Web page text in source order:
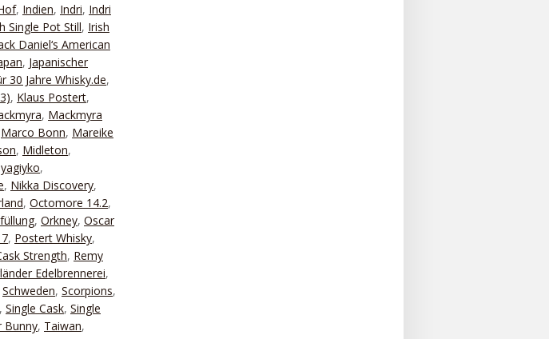
, Indien, Indri, Indri
Single Pot Still, Irish
Daniel‘s American
, Japanischer
30 Jahre Whisky.de,
, Klaus Postert,
, Mackmyra
Marco Bonn, Mareike
, Midleton,
,
, Nikka Discovery,
, Octomore 14.2,
, Orkney, Oscar
, Postert Whisky,
Strength, Remy
Edelbrennerei,
Schweden, Scorpions,
, Single Cask, Single
Bunny, Taiwan,